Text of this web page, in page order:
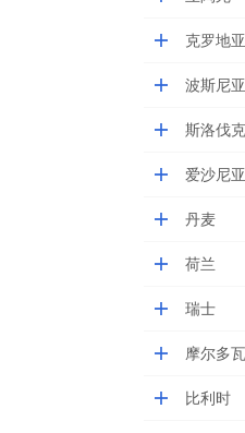
克罗地亚
波斯尼亚
斯洛伐克
爱沙尼亚
丹麦
荷兰
瑞士
摩尔多瓦
比利时